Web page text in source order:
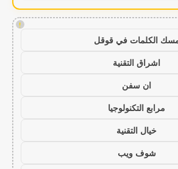
!
الكلمات في قوقل
اشراق التقنية
ان سفن
مرابع التكنولوجيا
خيال التقنية
شوف ويب